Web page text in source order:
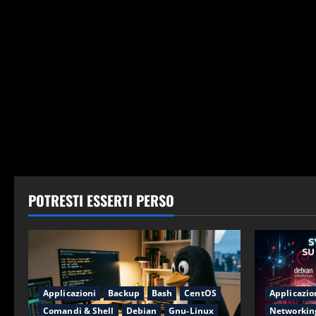
POTRESTI ESSERTI PERSO
Applicazioni Backup Bash
CentOS
Comandi & Shell
Debian Gnu-Linux